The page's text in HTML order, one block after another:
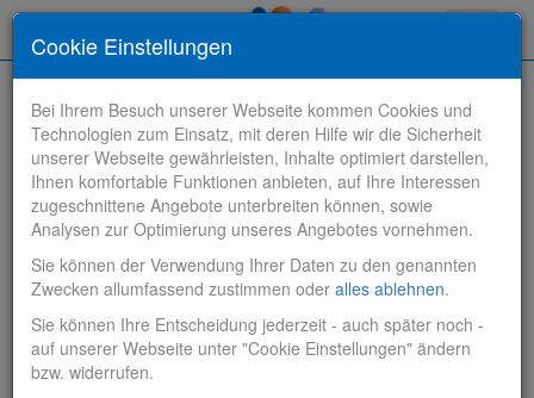
Stelle finden
Vertriebsbank
Produktionsbank
Cookie Einstellungen
Bei Ihrem Besuch unserer Webseite kommen Cookies und
Technologien zum Einsatz, mit deren Hilfe wir die Sicherheit
unserer Webseite gewährleisten, Inhalte optimiert darstellen,
Ihnen komfortable Funktionen anbieten, auf Ihre Interessen
zugeschnittene Angebote unterbreiten können, sowie
Analysen zur Optimierung unseres Angebotes vornehmen.
Sie können der Verwendung Ihrer Daten zu den genannten
Zwecken allumfassend zustimmen oder alles ablehnen.
Sie können Ihre Entscheidung jederzeit - auch später noch -
auf unserer Webseite unter "Cookie Einstellungen" ändern
bzw. widerrufen.